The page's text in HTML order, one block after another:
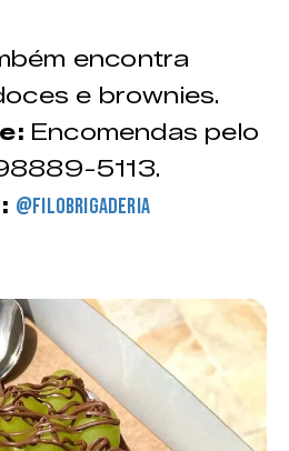
encontra
e brownies.
Encomendas pelo
5113.
@filobrigaderia